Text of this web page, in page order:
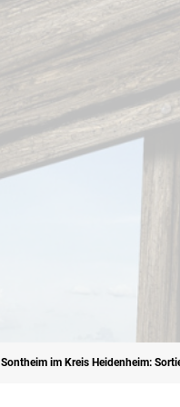
Sontheim im Kreis Heidenheim: